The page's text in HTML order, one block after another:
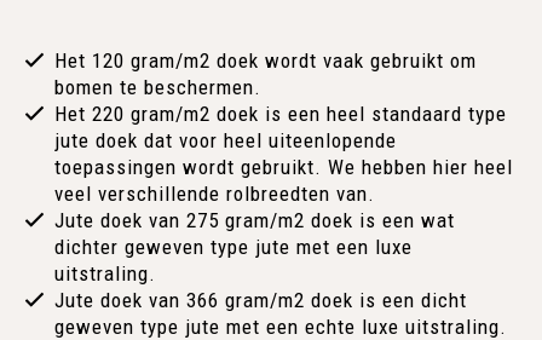
Het 120 gram/m2 doek wordt vaak gebruikt om
bomen te beschermen.
Het 220 gram/m2 doek is een heel standaard type
jute doek dat voor heel uiteenlopende
toepassingen wordt gebruikt. We hebben hier heel
veel verschillende rolbreedten van.
Jute doek van 275 gram/m2 doek is een wat
dichter geweven type jute met een luxe
uitstraling.
Jute doek van 366 gram/m2 doek is een dicht
geweven type jute met een echte luxe uitstraling.